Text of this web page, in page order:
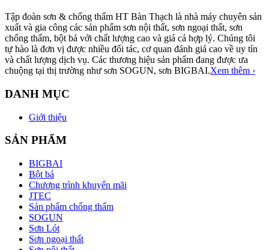
Tập đoàn sơn & chống thấm HT Bàn Thạch là nhà máy chuyên sản
xuất và gia công các sản phẩm sơn nội thất, sơn ngoại thất, sơn
chống thấm, bột bả với chất lượng cao và giá cả hợp lý. Chúng tôi
tự hào là đơn vị được nhiều đối tác, cơ quan đánh giá cao về uy tín
và chất lượng dịch vụ. Các thương hiệu sản phẩm đang được ưa
chuộng tại thị trường như sơn SOGUN, sơn BIGBAI.Xem thêm ›
DANH MỤC
Giới thiệu
SẢN PHẨM
BIGBAI
Bột bả
Chương trình khuyến mãi
JTEC
Sản phẩm chống thấm
SOGUN
Sơn Lót
Sơn ngoại thất